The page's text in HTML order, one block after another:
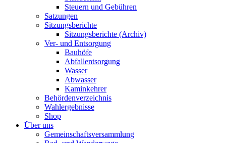
Steuern und Gebühren
Satzungen
Sitzungsberichte
Sitzungsberichte (Archiv)
Ver- und Entsorgung
Bauhöfe
Abfallentsorgung
Wasser
Abwasser
Kaminkehrer
Behördenverzeichnis
Wahlergebnisse
Shop
Über uns
Gemeinschaftsversammlung